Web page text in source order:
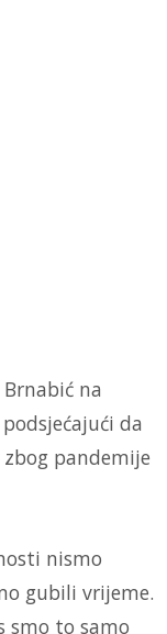
na
da
pandemije
nismo
gubili vrijeme.
smo to samo